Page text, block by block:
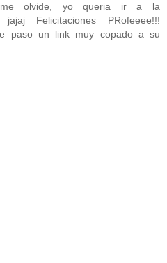
me olvide, yo queria ir a la
jajaj Felicitaciones PRofeeee!!!
paso un link muy copado a su